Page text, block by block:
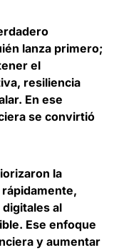
lanza primero;
el
, resiliencia
En ese
se convirtió
la
al
Ese enfoque
y aumentar